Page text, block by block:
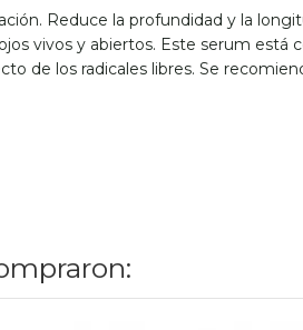
Reduce la profundidad y la
vivos y abiertos. Este serum está
de los radicales libres. Se